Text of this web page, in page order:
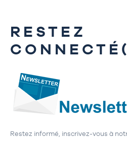
RESTEZ
Restez informé, inscrivez-vous à